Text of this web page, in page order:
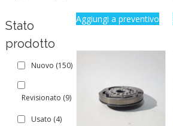
Aggiungi a preventivo
Stato
prodotto
Nuovo (150)
Revisionato (9)
Usato (4)